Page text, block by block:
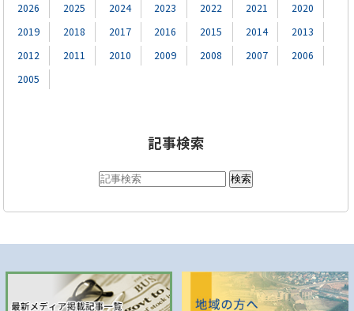
2026 2025 2024 2023 2022 2021
2020
2019
2018 2017 2016 2015 2014
2013
2012
2011 2010 2009 2008 2007
2006
2005
記事検索